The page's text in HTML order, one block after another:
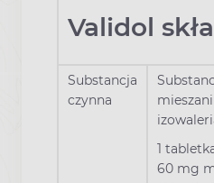
Validol
Substancja
czynna
1
60 mg